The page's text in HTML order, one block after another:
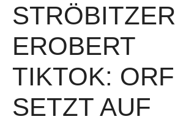
STRÖBITZER
EROBERT
TIKTOK: ORF
SETZT AUF